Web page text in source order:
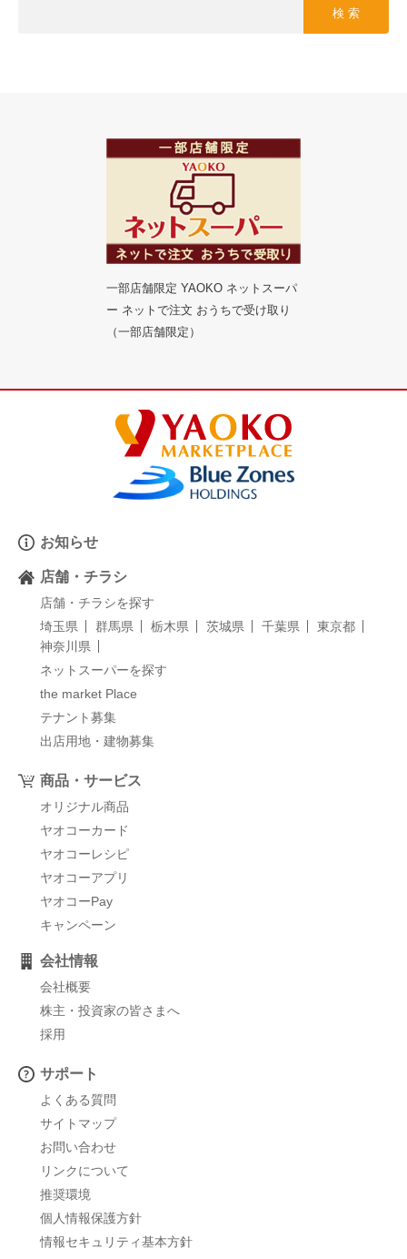
検 索
一部店舗限定 YAOKO ネットスーパ
ー ネットで注文 おうちで受け取り
（一部店舗限定）
お知らせ
店舗・チラシ
店舗・チラシを探す
埼玉県
群馬県 栃木県 茨城県 千葉県
東京都
神奈川県
ネットスーパーを探す
the market Place
テナント募集
出店用地・建物募集
商品・サービス
オリジナル商品
ヤオコーカード
ヤオコーレシピ
ヤオコーアプリ
ヤオコーPay
キャンペーン
会社情報
会社概要
株主・投資家の皆さまへ
採用
サポート
よくある質問
サイトマップ
お問い合わせ
リンクについて
推奨環境
個人情報保護方針
情報セキュリティ基本方針